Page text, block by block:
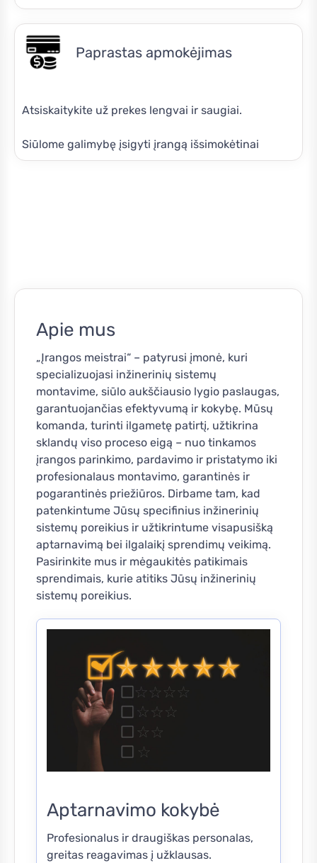
Paprastas apmokėjimas
Atsiskaitykite už prekes lengvai ir saugiai.
Siūlome galimybę įsigyti įrangą išsimokėtinai
Apie mus
„Įrangos meistrai“ – patyrusi įmonė, kuri
specializuojasi inžinerinių sistemų
montavime, siūlo aukščiausio lygio paslaugas,
garantuojančias efektyvumą ir kokybę. Mūsų
komanda, turinti ilgametę patirtį, užtikrina
sklandų viso proceso eigą – nuo tinkamos
įrangos parinkimo, pardavimo ir pristatymo iki
profesionalaus montavimo, garantinės ir
pogarantinės priežiūros. Dirbame tam, kad
patenkintume Jūsų specifinius inžinerinių
sistemų poreikius ir užtikrintume visapusišką
aptarnavimą bei ilgalaikį sprendimų veikimą.
Pasirinkite mus ir mėgaukitės patikimais
sprendimais, kurie atitiks Jūsų inžinerinių
sistemų poreikius.
Aptarnavimo kokybė
Profesionalus ir draugiškas personalas,
greitas reagavimas į užklausas.